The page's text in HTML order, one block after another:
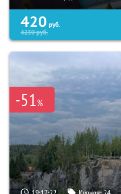
420 руб.
4230руб.
-51%